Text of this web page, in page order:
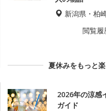
新潟県・柏
閲覧履
夏休みをもっと
2026年の涼感
ガイド